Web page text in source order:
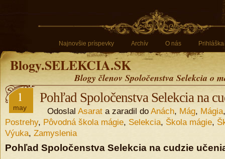
Najnovšie príspevky Archív O nás Prihláška
Blogy.SELEKCIA.SK
Blogy členov Spoločenstva Selekcia o
1
may
Pohľad Spoločenstva Selekcia na
Odoslal Asarat a zaradil do Anách, Mág, Mágia
Postrehy, Pôvodná škola mágie, Selekcia, Škola mágie,
Výuka, Zamyslenia
Pohľad Spoločenstva Selekcia na cudzie